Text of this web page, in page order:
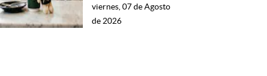
viernes, 07 de Agosto
de 2026